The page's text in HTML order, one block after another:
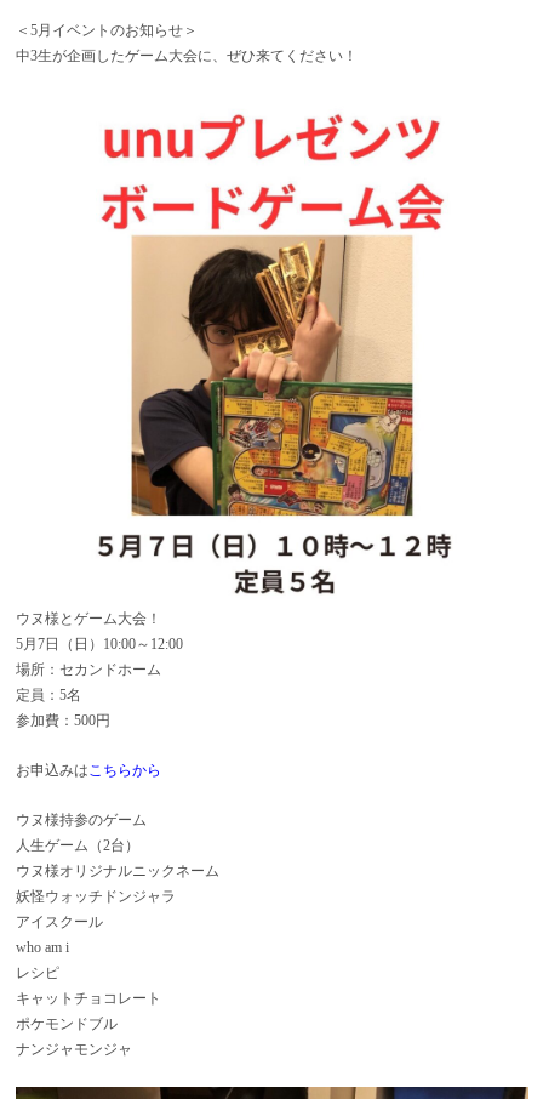
＜5月イベントのお知らせ＞
中3生が企画したゲーム大会に、ぜひ来てください！
ウヌ様とゲーム大会！
5月7日（日）10:00～12:00
場所：セカンドホーム
定員：5名
参加費：500円
お申込みはこちらから
ウヌ様持参のゲーム
人生ゲーム（2台）
ウヌ様オリジナルニックネーム
妖怪ウォッチドンジャラ
アイスクール
who am i
レシピ
キャットチョコレート
ポケモンドブル
ナンジャモンジャ